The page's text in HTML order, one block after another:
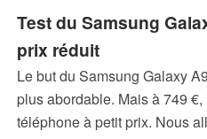
Test du Samsung
prix réduit
Le but du Samsung Galaxy
plus abordable. Mais à 749 €,
téléphone à petit prix. Nous